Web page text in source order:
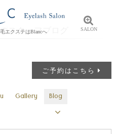
エクステはBlancへ SALON
スタッフブログ
ご予約はこちら
Gallery Blog